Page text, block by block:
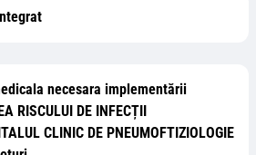
necesara implementării
RISCULUI DE INFECȚII
CLINIC DE PNEUMOFTIZIOLOGIE